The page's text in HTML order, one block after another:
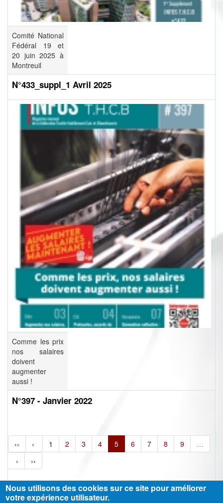
Comité National
Fédéral 19 et
20 juin 2025 à
Montreuil
N°433_suppl_1 Avril 2025
Comme les prix
nos salaires
doivent
augmenter
aussi !
N°397 - Janvier 2022
‹‹ ‹ 1 2 3 4 5 6 7 8 9
…
›
››
Nous utilisons des cookies sur ce site pour améliorer
votre expérience utilisateur.